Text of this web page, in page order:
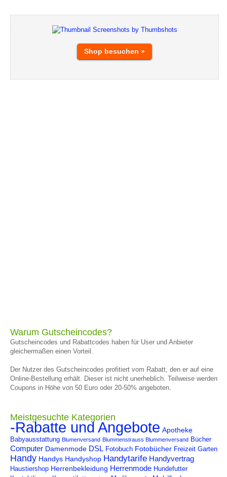
Shop besuchen »
Warum Gutscheincodes?
Gutscheincodes und Rabattcodes haben für User und Anbieter
gleichermaßen einen Vorteil.
Der Nutzer des Gutscheincodes profitiert vom Rabatt, den er auf eine
Online-Bestellung erhält. Dieser ist nicht unerheblich. Teilweise werden
Coupons in Höhe von 50 Euro oder 20-50% angeboten.
Meistgesuchte Kategorien
-Rabatte und Angebote Apotheke
Babyausstattung Blumenversand Blummenstrauss Blummenversand Bücher
Computer Damenmode DSL Fotobuch Fotobücher Freizeit Garten
Handy Handys Handyshop Handytarife Handyvertrag
Haustiershop Herrenbekleidung Herrenmode Hundefutter